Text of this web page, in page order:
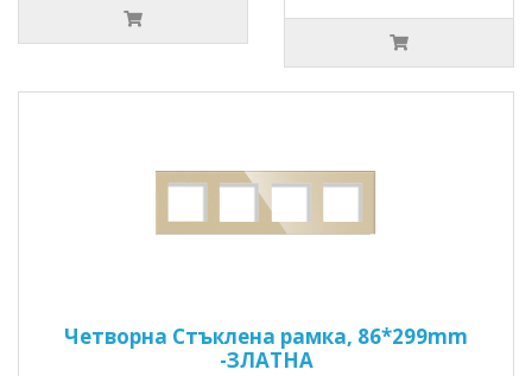
Четворна Стъклена рамка, 86*299mm
-ЗЛАТНА